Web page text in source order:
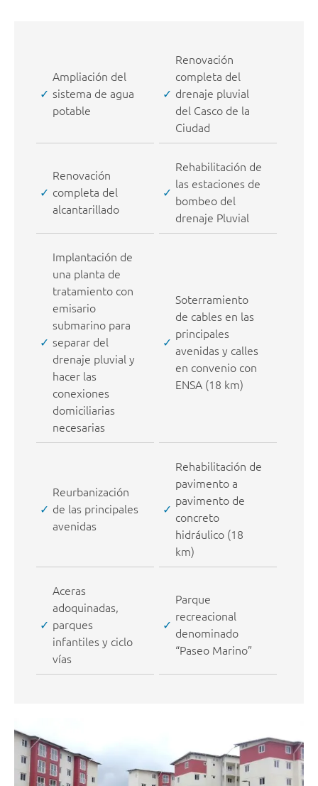
Ampliación del
sistema de agua
potable
Renovación
completa del
drenaje pluvial
del Casco de la
Ciudad
Renovación
completa del
alcantarillado
Rehabilitación de
las estaciones de
bombeo del
drenaje Pluvial
Implantación de
una planta de
tratamiento con
emisario
submarino para
separar del
drenaje pluvial y
hacer las
conexiones
domiciliarias
necesarias
Soterramiento
de cables en las
principales
avenidas y calles
en convenio con
ENSA (18 km)
Reurbanización
de las principales
avenidas
Rehabilitación de
pavimento a
pavimento de
concreto
hidráulico (18
km)
Aceras
adoquinadas,
parques
infantiles y ciclo
vías
Parque
recreacional
denominado
“Paseo Marino”